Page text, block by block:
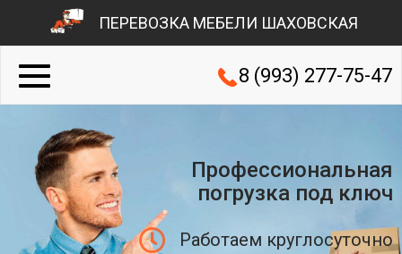
ПЕРЕВОЗКА МЕБЕЛИ ШАХОВСКАЯ
8 (993) 277-75-47
Профессиональная
погрузка под ключ
Работаем круглосуточно